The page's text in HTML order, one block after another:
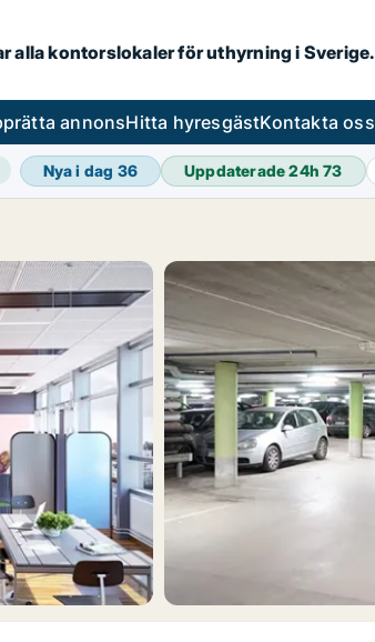
alla kontorslokaler för uthyrning i
annonsHitta hyresgästKontakta oss
Nya i dag 36 Uppdaterade 24h73